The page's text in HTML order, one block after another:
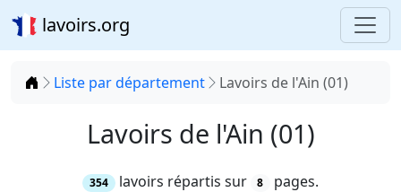
lavoirs.org
Accueil
Liste par département Lavoirs de l'Ain (01)
Lavoirs de l'Ain (01)
354 lavoirs répartis sur 8 pages.